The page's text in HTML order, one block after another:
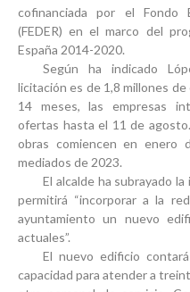
cofinanciada por el Fondo
(FEDER) en el marco del
España 2014-2020.
Según ha indicado
licitación es de 1,8 millones
14 meses, las empresas
ofertas hasta el 11 de
obras comiencen en enero
mediados de 2023.
El alcalde ha subrayado
permitirá “incorporar a la
ayuntamiento un nuevo
actuales”.
El nuevo edificio
capacidad para atender a